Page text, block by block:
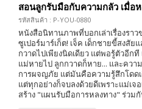
สอนลูกรับมือกับความกลัว เมื่อ
รหัสสินค้า : P-YOU-0880
หนังสือนิทานภาพที่บอกเล่าเรื่องรา
ซูเปอร์มาร์เก็ต! เจ็ค เด็กชายขี้สงสั
กวาดไปเพียงนิดเดียว แต่พอรู้ตัวอีก
แม่หายไป ลูกกวาดก็หาย... และควา
การผจญภัย แต่มันคือความรู้สึกโดด
แต่ทุกอย่างก็จบลงด้วยดีเพราะแม่เ
สร้าง "แผนรับมือการหลงทาง" ร่วม